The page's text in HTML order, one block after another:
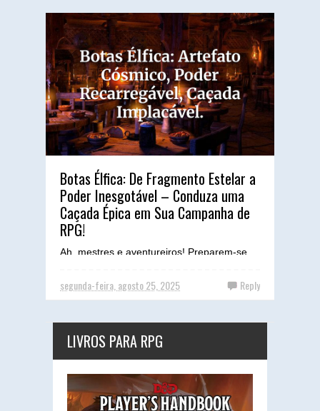
Botas Élfica: De Fragmento Estelar a
Poder Inesgotável – Conduza uma
Caçada Épica em Sua Campanha de
RPG!
Ah, mestres e aventureiros! Preparem-se
artefatos mais enigmáticos e cobiçados que
já tive o prazer (e o d...
segunda-feira, agosto 25, 2025 Reply
LIVROS PARA RPG